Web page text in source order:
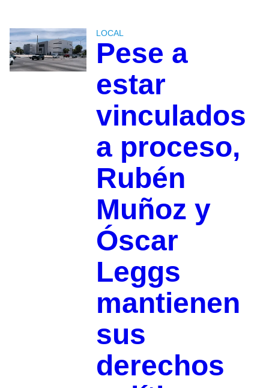
LOCAL
Pese a
estar
vinculados
a proceso,
Rubén
Muñoz y
Óscar
Leggs
mantienen
sus
derechos